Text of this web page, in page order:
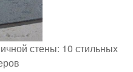
стены: 10 стильных